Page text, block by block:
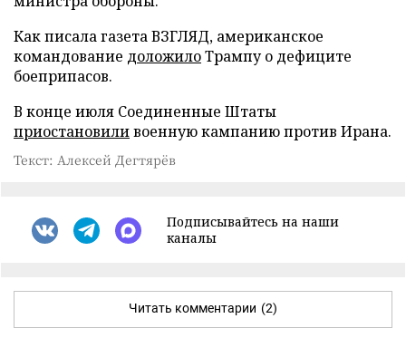
Как писала газета ВЗГЛЯД, американское
командование доложилоТрампу о дефиците
боеприпасов.
В конце июля Соединенные Штаты
приостановиливоенную кампанию против Ирана.
Текст: Алексей Дегтярёв
Подписывайтесь на наши
каналы
Читать комментарии (2)